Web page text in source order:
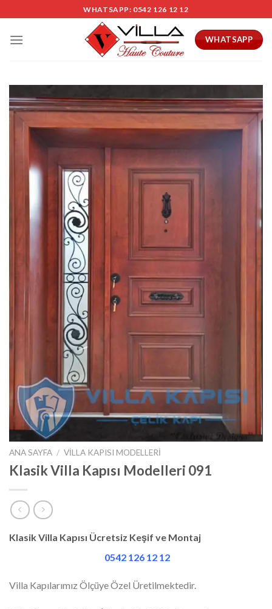
to
content
WHATSAPP: 0542 126 12 12
WHATSAPP
ANA SAYFA / VILLA KAPISI MODELLERI
Klasik Villa Kapısı Modelleri 091
Klasik Villa Kapısı Ücretsiz Keşif ve Montaj
0542 126 12 12
Villa Kapılarımız Ölçüye Özel Üretilmektedir.